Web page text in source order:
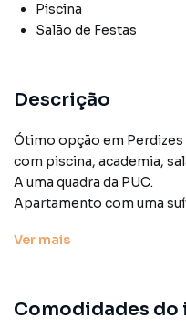
Piscina
Salão de Festas
Descrição
Ótimo opção em Perdizes
com piscina, academia,
A uma quadra da PUC.
Apartamento com uma
Perdizes, em São Paulo.
Ver mais
Comodidades do